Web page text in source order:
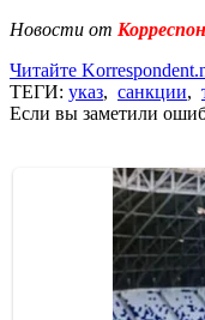
Новости от
Читайте
ТЕГИ: указ, санкции,
Если вы заметили